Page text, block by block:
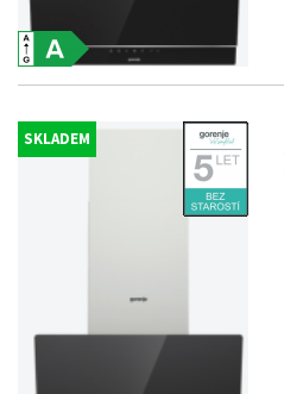
SKLADEM